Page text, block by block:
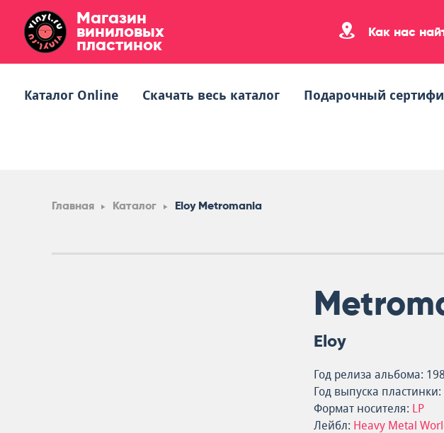
Магазин
виниловых
пластинок
Как нас
Каталог Online Скачать весь каталог Подарочный
Главная Каталог Eloy Metromania
Eloy
Год релиза альбома:
Год выпуска
Формат носителя: LP
Лейбл: Heavy Metal